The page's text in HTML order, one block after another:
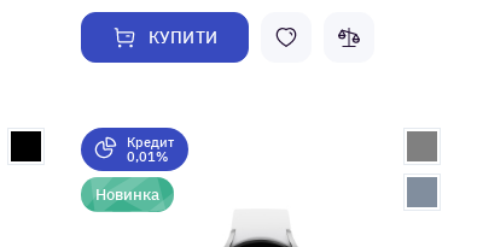
КУПИТИ
Кредит
0,01%
Новинка